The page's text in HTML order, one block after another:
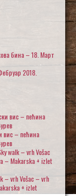
бина – 18. Март
2018.
вис – пећина
вис – пећина
walk – vrh Vošac
– Makarska + izlet
– vrh Vošac – vrh
+ izlet